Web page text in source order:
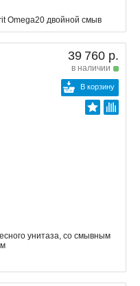
Omega20 двойной смыв
39 760 р.
в наличии
В корзину
унитаза, со смывным